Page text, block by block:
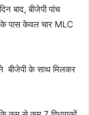
बाद, बीजेपी पांच
पास केवल चार MLC
बीजेपी के साथ मिलकर